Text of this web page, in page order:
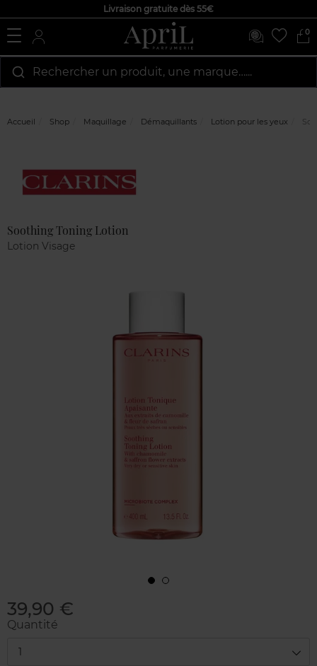
Livraison gratuite dès 55€
0
Rechercher un produit, une marque…...
Accueil Shop Maquillage Démaquillants Lotion pour les yeux
Soothing Toning Lotion
Lotion Visage
39,90 €
Quantité
1